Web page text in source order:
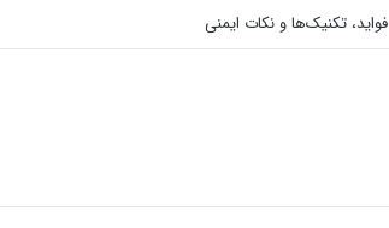
تکنیک‌ها و نکات ایمنی